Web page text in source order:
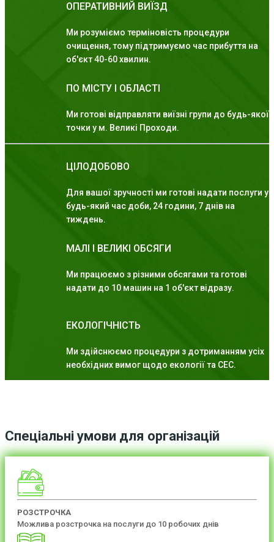
ОПЕРАТИВНИЙ ВИЇЗД
Ми розуміємо терміновість процедури
очищення, тому підтримуємо час прибуття на
об'єкт 40-60 хвилин.
ПО МІСТУ І ОБЛАСТІ
Ми готові відправляти виїзні групи до будь-якої
точки у м. Великі Проходи.
ЦІЛОДОБОВО
Для вашої зручності ми готові надати послуги у
будь-який час доби, 24 години, 7 днів на
тиждень.
МАЛІ І ВЕЛИКІ ОБСЯГИ
Ми працюємо з різними обсягами та готові
надати до 10 машин на 1 об'єкт відразу.
ЕКОЛОГІЧНІСТЬ
Ми здійснюємо процедури з дотриманням усіх
необхідних вимог щодо екології та СЕС.
Спеціальні умови для організацій
РОЗСТРОЧКА
Можлива розстрочка на послуги до 10 робочих днів